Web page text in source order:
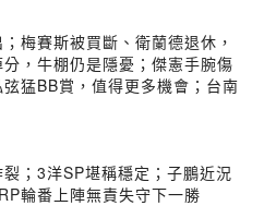
梅賽斯被買斷、衛蘭德退休，
，牛棚仍是隱憂；傑憲手腕傷
猛BB賞，值得更多機會；台南
；3洋SP堪稱穩定；子鵬近況
輪番上陣無責失守下一勝